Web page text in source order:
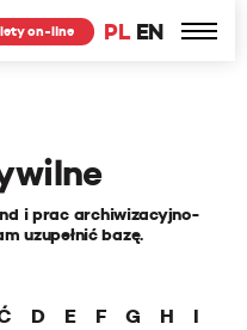
PL EN
on-line
i prac archiwizacyjno-
uzupełnić bazę.
D E F G H
I